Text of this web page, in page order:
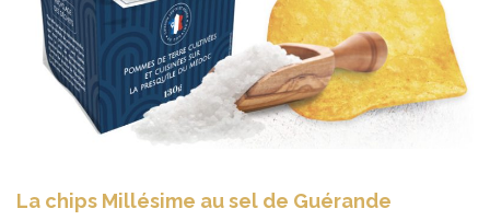
La chips Millésime au sel de Guérande